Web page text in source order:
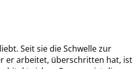
Seit sie die Schwelle zur
er arbeitet, überschritten hat, ist